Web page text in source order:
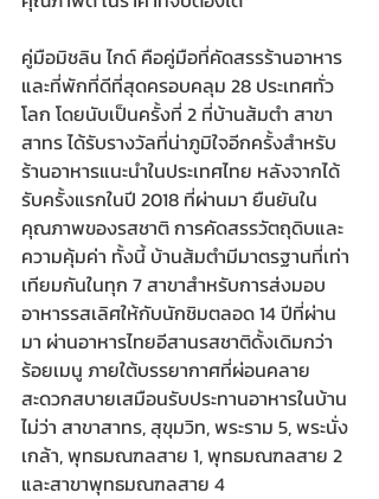
คู่มือมิชลิน ไกด์ คือคู่มือที่คัดสรรร้านอาหาร
และที่พักที่ดีที่สุดครอบคลุม 28 ประเทศทั่ว
โลก โดยนับเป็นครั้งที่ 2 ที่บ้านส้มตำ สาขา
สาทร ได้รับรางวัลที่น่าภูมิใจอีกครั้งสำหรับ
ร้านอาหารแนะนำในประเทศไทย หลังจากได้
รับครั้งแรกในปี 2018 ที่ผ่านมา ยืนยันใน
คุณภาพของรสชาติ การคัดสรรวัตถุดิบและ
ความคุ้มค่า ทั้งนี้ บ้านส้มตำมีมาตรฐานที่เท่า
เทียมกันในทุก 7 สาขาสำหรับการส่งมอบ
อาหารรสเลิศให้กับนักชิมตลอด 14 ปีที่ผ่าน
มา ผ่านอาหารไทยอีสานรสชาติดั้งเดิมกว่า
ร้อยเมนู ภายใต้บรรยากาศที่ผ่อนคลาย
สะดวกสบายเสมือนรับประทานอาหารในบ้าน
ไม่ว่า สาขาสาทร, สุขุมวิท, พระราม 5, พระนั่ง
เกล้า, พุทธมณฑลสาย 1, พุทธมณฑลสาย 2
และสาขาพุทธมณฑลสาย 4